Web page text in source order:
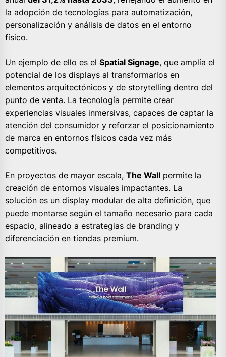
la adopción de tecnologías para automatización,
personalización y análisis de datos en el entorno
físico.
Un ejemplo de ello es el Spatial Signage, que amplía el
potencial de los displays al transformarlos en
elementos arquitectónicos y de storytelling dentro del
punto de venta. La tecnología permite crear
experiencias visuales inmersivas, capaces de captar la
atención del consumidor y reforzar el posicionamiento
de marca en entornos físicos cada vez más
competitivos.
En proyectos de mayor escala, The Wall permite la
creación de entornos visuales impactantes. La
solución es un display modular de alta definición, que
puede montarse según el tamaño necesario para cada
espacio, alineado a estrategias de branding y
diferenciación en tiendas premium.